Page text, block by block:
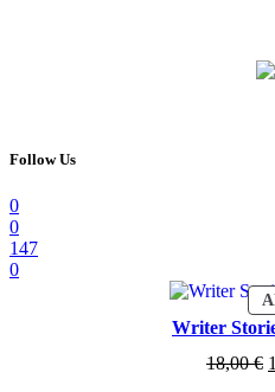
Follow Us
0
0
147
0
Writer
18,00€